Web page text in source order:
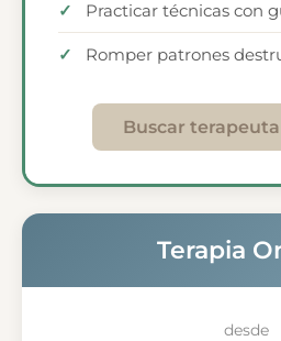
Practicar técnicas con
Romper patrones
Buscar
Terapia
desde